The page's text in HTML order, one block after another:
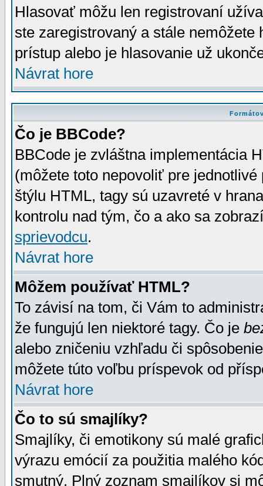
Hlasovať môžu len registrovaní
ste zaregistrovaný a stále
prístup alebo je hlasovanie už
Návrat hore
Čo je BBCode?
BBCode je zvláštna implementácia
(môžete toto nepovoliť pre
štýlu HTML, tagy sú uzavreté v
kontrolu nad tým, čo a ako sa
sprievodcu.
Návrat hore
Môžem používať HTML?
To závisí na tom, či Vám to
že fungujú len niektoré tagy. Čo je
alebo zničeniu vzhľadu či
môžete túto voľbu príspevok od
Návrat hore
Čo to sú smajlíky?
Smajlíky, či emotikony sú malé
výrazu emócií za použitia malého
smutný. Plný zoznam smajlíkov si